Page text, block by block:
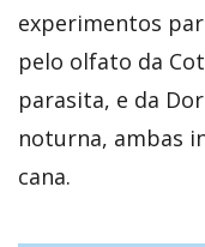
experimentos
pelo olfato da
parasita, e da
noturna, ambas
cana.